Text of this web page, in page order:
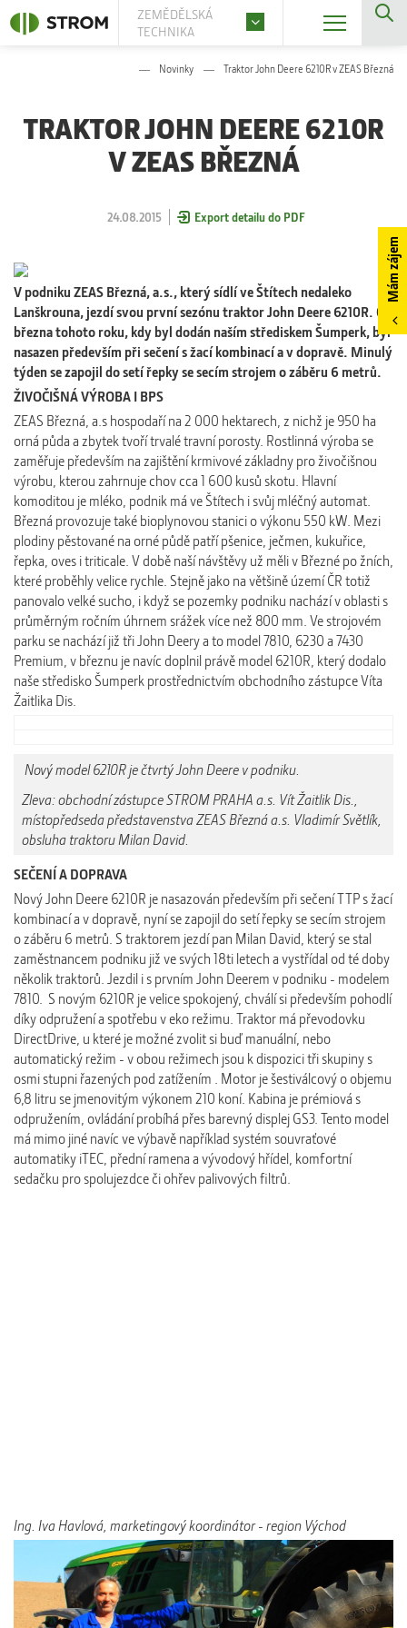
ZEMĚDĚLSKÁ
TECHNIKA
Mám zájem
Novinky Traktor John Deere 6210R v ZEAS Březná
TRAKTOR JOHN DEERE 6210R
V ZEAS BŘEZNÁ
24.08.2015 Export detailu do PDF
V podniku ZEAS Březná, a.s., který sídlí ve Štítech nedaleko
Lanškrouna, jezdí svou první sezónu traktor John Deere 6210R. Od
března tohoto roku, kdy byl dodán naším střediskem Šumperk, byl
nasazen především při sečení s žací kombinací a v dopravě. Minulý
týden se zapojil do setí řepky se secím strojem o záběru 6 metrů.
ŽIVOČIŠNÁ VÝROBA I BPS
ZEAS Březná, a.s hospodaří na 2 000 hektarech, z nichž je 950 ha
orná půda a zbytek tvoří trvalé travní porosty. Rostlinná výroba se
zaměřuje především na zajištění krmivové základny pro živočišnou
výrobu, kterou zahrnuje chov cca 1 600 kusů skotu. Hlavní
komoditou je mléko, podnik má ve Štítech i svůj mléčný automat.
Březná provozuje také bioplynovou stanici o výkonu 550 kW. Mezi
plodiny pěstované na orné půdě patří pšenice, ječmen, kukuřice,
řepka, oves i triticale. V době naší návštěvy už měli v Březné po žních,
které proběhly velice rychle. Stejně jako na většině území ČR totiž
panovalo velké sucho, i když se pozemky podniku nachází v oblasti s
průměrným ročním úhrnem srážek více než 800 mm. Ve strojovém
parku se nachází již tři John Deery a to model 7810, 6230 a 7430
Premium, v březnu je navíc doplnil právě model 6210R, který dodalo
naše středisko Šumperk prostřednictvím obchodního zástupce Víta
Žaitlika Dis.
Nový model 6210R je čtvrtý John Deere v podniku.
Zleva: obchodní zástupce STROM PRAHA a.s. Vít Žaitlik Dis.,
místopředseda představenstva ZEAS Březná a.s. Vladimír Světlík,
obsluha traktoru Milan David.
SEČENÍ A DOPRAVA
Nový John Deere 6210R je nasazován především při sečení TTP s žací
kombinací a v dopravě, nyní se zapojil do setí řepky se secím strojem
o záběru 6 metrů. S traktorem jezdí pan Milan David, který se stal
zaměstnancem podniku již ve svých 18ti letech a vystřídal od té doby
několik traktorů. Jezdil i s prvním John Deerem v podniku - modelem
7810. S novým 6210R je velice spokojený, chválí si především pohodlí
díky odpružení a spotřebu v eko režimu. Traktor má převodovku
DirectDrive, u které je možné zvolit si buď manuální, nebo
automatický režim - v obou režimech jsou k dispozici tři skupiny s
osmi stupni řazených pod zatížením . Motor je šestiválcový o objemu
6,8 litru se jmenovitým výkonem 210 koní. Kabina je prémiová s
odpružením, ovládání probíhá přes barevný displej GS3. Tento model
má mimo jiné navíc ve výbavě například systém souvraťové
automatiky iTEC, přední ramena a vývodový hřídel, komfortní
sedačku pro spolujezdce či ohřev palivových filtrů.
Ing. Iva Havlová, marketingový koordinátor - region Východ